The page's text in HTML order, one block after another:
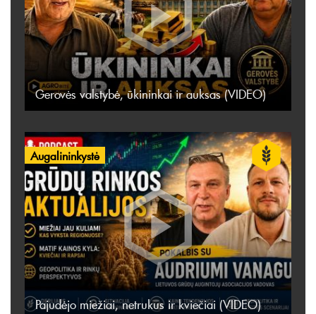
Gerovės valstybė, ūkininkai ir auksas (VIDEO)
Augalininkystė
Pajudėjo miežiai, netrukus ir kviečiai (VIDEO)